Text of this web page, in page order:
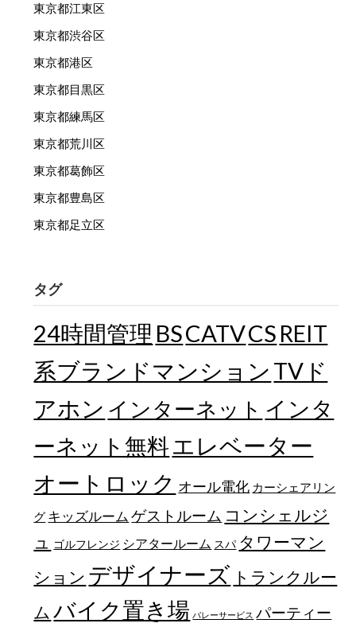
東京都江東区
東京都渋谷区
東京都港区
東京都目黒区
東京都練馬区
東京都荒川区
東京都葛飾区
東京都豊島区
東京都足立区
タグ
24時間管理 BSCATVCS REIT
系ブランドマンション TVド
アホン インターネット インタ
ーネット無料エレベーター
オートロック オール電化 カーシェアリン
グ キッズルーム ゲストルーム コンシェルジ
ュ
ゴルフレンジ シアタールーム スパ タワーマン
ション デザイナーズ トランクルー
ム バイク置き場 バレーサービス パーティー